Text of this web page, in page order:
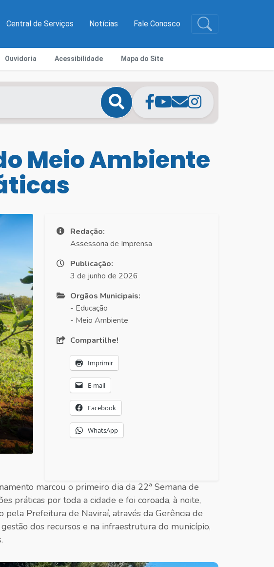
Central de Serviços Notícias Fale Conosco
Ouvidoria Acessibilidade Mapa do Site
Meio Ambiente
Redação:
Assessoria de Imprensa
Publicação:
3 de junho de 2026
Orgãos Municipais:
- Educação
- Meio Ambiente
Compartilhe!
Imprimir
E-mail
Facebook
WhatsApp
marcou o primeiro dia da 22ª Semana de
práticas por toda a cidade e foi coroada, à noite,
Prefeitura de Naviraí, através da Gerência de
dos recursos e na infraestrutura do município,